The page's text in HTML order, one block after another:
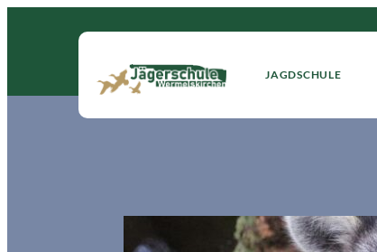
JAGDSCHULE